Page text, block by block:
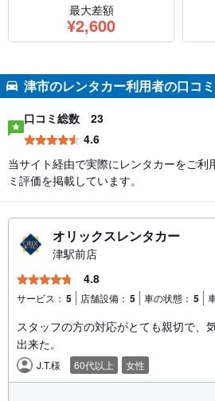
最大差額
¥2,600
円
津市のレンタカー利用者の口コミ
口コミ総数
23
4.6
当サイト経由で実際にレンタカーをご利
ミ評価を掲載しています。
オリックスレンタカー
津駅前店
4.8
サービス： 5 店舗設備： 5 車の状態： 5
スタッフの方の対応がとても親切で、
出来た。
J.T.様 60代以上 女性